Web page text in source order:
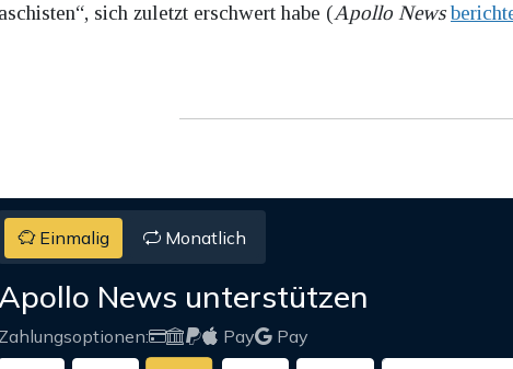
sich zuletzt erschwert habe (Apollo News
Einmalig Monatlich
Apollo News unterstützen
Zahlungsoptionen: Pay
Pay